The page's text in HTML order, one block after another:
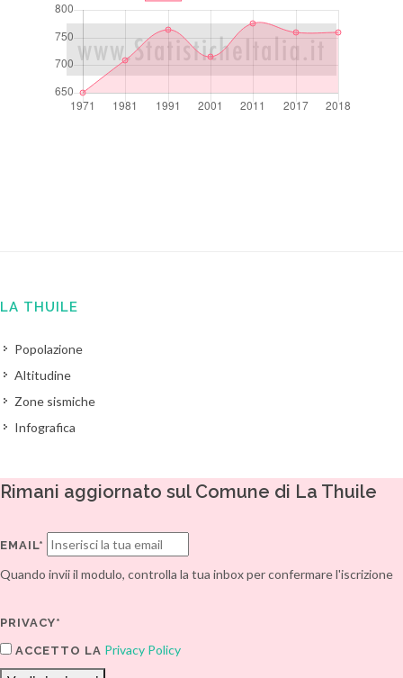
LA THUILE
Popolazione
Altitudine
Zone sismiche
Infografica
Rimani aggiornato sul Comune di La Thuile
EMAIL*
Quando invii il modulo, controlla la tua inbox per confermare l'iscrizione
PRIVACY*
ACCETTO LA Privacy Policy